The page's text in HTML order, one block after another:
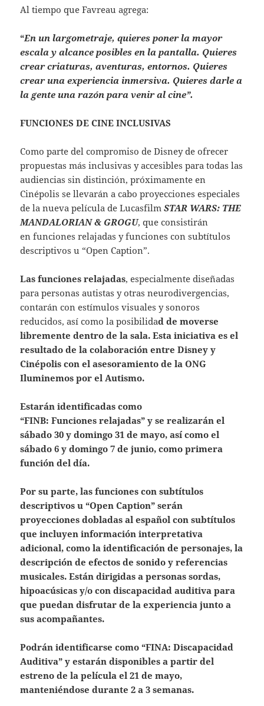
Al tiempo que Favreau agrega:
“En un largometraje, quieres poner la mayor
escala y alcance posibles en la pantalla. Quieres
crear criaturas, aventuras, entornos. Quieres
crear una experiencia inmersiva. Quieres darle a
la gente una razón para venir al cine”.
FUNCIONES DE CINE INCLUSIVAS
Como parte del compromiso de Disney de ofrecer
propuestas más inclusivas y accesibles para todas las
audiencias sin distinción, próximamente en
Cinépolis se llevarán a cabo proyecciones especiales
de la nueva película de LucasfilmSTAR WARS: THE
MANDALORIAN & GROGU, que consistirán
en funciones relajadas y funciones con subtítulos
descriptivos u “Open Caption”.
Las funciones relajadas, especialmente diseñadas
para personas autistas y otras neurodivergencias,
contarán con estímulos visuales y sonoros
reducidos, así como la posibilidad de moverse
libremente dentro de la sala. Esta iniciativa es el
resultado de la colaboración entre Disney y
Cinépolis con el asesoramiento de la ONG
Iluminemos por el Autismo.
Estarán identificadas como
“FINB: Funciones relajadas” y se realizarán el
sábado 30 y domingo 31 de mayo, así como el
sábado 6 y domingo 7 de junio, como primera
función del día.
Por su parte, las funciones con subtítulos
descriptivos u “Open Caption” serán
proyecciones dobladas al español con subtítulos
que incluyen información interpretativa
adicional, como la identificación de personajes, la
descripción de efectos de sonido y referencias
musicales. Están dirigidas a personas sordas,
hipoacúsicas y/o con discapacidad auditiva para
que puedan disfrutar de la experiencia junto a
sus acompañantes.
Podrán identificarse como “FINA: Discapacidad
Auditiva” y estarán disponibles a partir del
estreno de la película el 21 de mayo,
manteniéndose durante 2 a 3 semanas.